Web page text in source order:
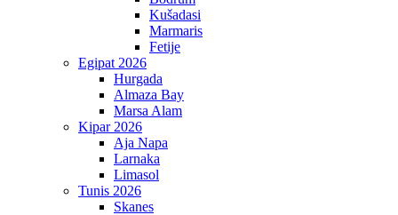
Kušadasi
Marmaris
Fetije
Egipat 2026
Hurgada
Almaza Bay
Marsa Alam
Kipar 2026
Aja Napa
Larnaka
Limasol
Tunis 2026
Skanes